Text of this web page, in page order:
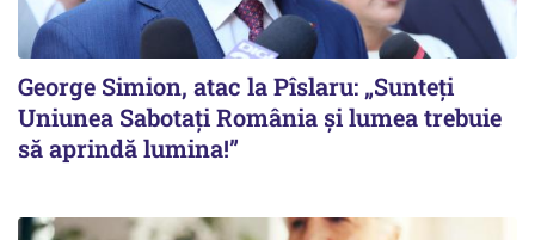
George Simion, atac la Pîslaru: „Sunteți
Uniunea Sabotați România și lumea trebuie
să aprindă lumina!”